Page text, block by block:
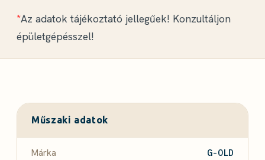
*Az adatok tájékoztató jellegűek! Konzultáljon
épületgépésszel!
Műszaki adatok
Márka G-OLD